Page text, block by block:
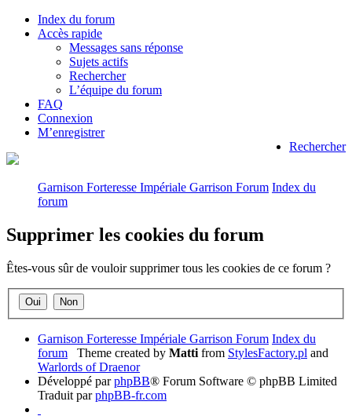
Index du forum
Accès rapide
Messages sans réponse
Sujets actifs
Rechercher
L’équipe du forum
FAQ
Connexion
M’enregistrer
Rechercher
Garnison Forteresse Impériale Garrison Forum Index du
forum
Supprimer les cookies du forum
Êtes-vous sûr de vouloir supprimer tous les cookies de ce forum ?
Garnison Forteresse Impériale Garrison Forum Index du
forum
Theme created by Mattifrom StylesFactory.pl and
Warlords of Draenor
Développé parphpBB® Forum Software © phpBB Limited
Traduit parphpBB-fr.com